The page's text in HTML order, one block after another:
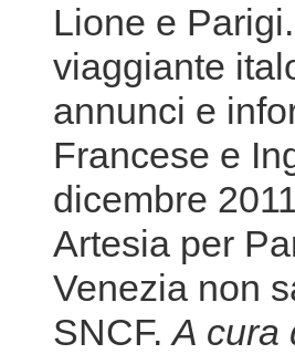
Lione e
viaggiante
annunci e
Francese e
dicembre
Artesia per
Venezia non
SNCF.A cura